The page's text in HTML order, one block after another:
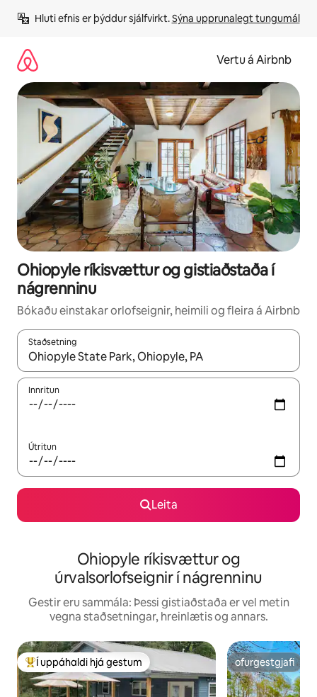
beint
Hluti efnis er þýddur sjálfvirkt. Sýna upprunalegt tungumál
Vertu á Airbnb
Ohiopyle ríkisvættur og gistiaðstaða í
nágrenninu
Bókaðu einstakar orlofseignir, heimili og fleira á Airbnb
Staðsetning
Þegar niðurstöður liggja fyrir skaltu nota upp og niður
Innritun
Útritun
Leita
Ohiopyle ríkisvættur og
úrvalsorlofseignir í nágrenninu
Gestir eru sammála: Þessi gistiaðstaða er vel metin
vegna staðsetningar, hreinlætis og annars.
Í mestu uppáhaldi hjá gestum
Í uppáhaldi hjá gestum ofurgestgjafi
ofurgestgjafi